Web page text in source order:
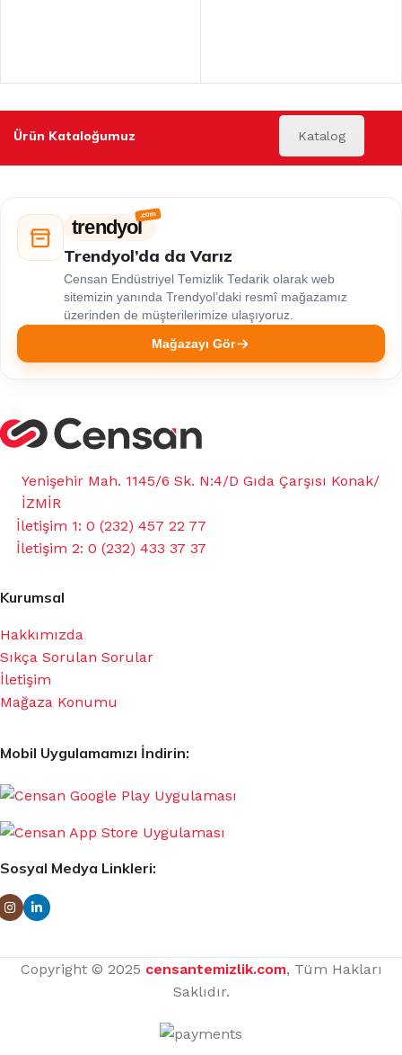
Ürün Kataloğumuz Katalog
trendyol
Trendyol’da da Varız
Censan Endüstriyel Temizlik Tedarik olarak web
sitemizin yanında Trendyol’daki resmî mağazamız
üzerinden de müşterilerimize ulaşıyoruz.
Mağazayı Gör
Yenişehir Mah. 1145/6 Sk. N:4/D Gıda Çarşısı Konak/
İZMİR
İletişim 1: 0 (232) 457 22 77
İletişim 2: 0 (232) 433 37 37
Kurumsal
Hakkımızda
Sıkça Sorulan Sorular
İletişim
Mağaza Konumu
Mobil Uygulamamızı İndirin:
Sosyal Medya Linkleri:
Copyright © 2025 censantemizlik.com, Tüm Hakları
Saklıdır.